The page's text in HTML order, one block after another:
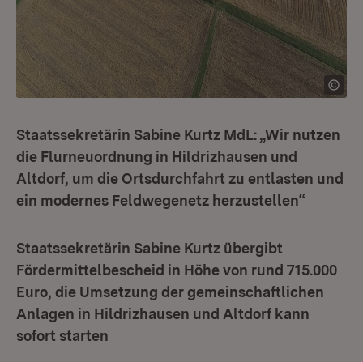
Staatssekretärin Sabine Kurtz MdL: „Wir nutzen
die Flurneuordnung in Hildrizhausen und
Altdorf, um die Ortsdurchfahrt zu entlasten und
ein modernes Feldwegenetz herzustellen“
Staatssekretärin Sabine Kurtz übergibt
Fördermittelbescheid in Höhe von rund 715.000
Euro, die Umsetzung der gemeinschaftlichen
Anlagen in Hildrizhausen und Altdorf kann
sofort starten